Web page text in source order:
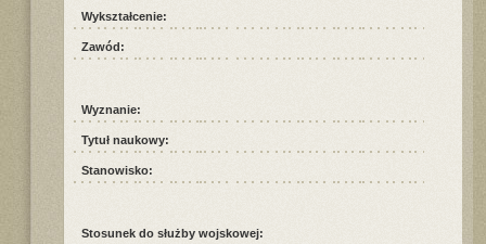
Wykształcenie:
Zawód:
Wyznanie:
Tytuł naukowy:
Stanowisko:
Stosunek do służby wojskowej: